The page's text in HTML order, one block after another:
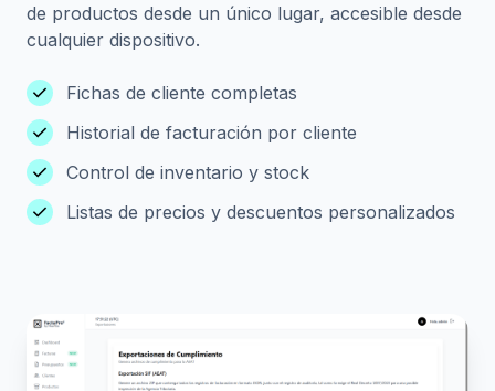
de productos desde un único lugar, accesible desde
cualquier dispositivo.
check Fichas de cliente completas
check Historial de facturación por cliente
check Control de inventario y stock
check Listas de precios y descuentos personalizados